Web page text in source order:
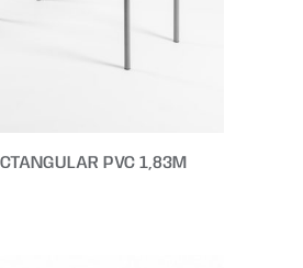
PVC 1,83M